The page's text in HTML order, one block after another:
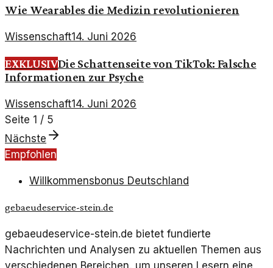
Wie Wearables die Medizin revolutionieren
Wissenschaft14. Juni 2026
EXKLUSIVDie Schattenseite von TikTok: Falsche
Informationen zur Psyche
Wissenschaft14. Juni 2026
Seite 1 / 5
Nächste
Empfohlen
Willkommensbonus Deutschland
gebaeudeservice-stein.de
gebaeudeservice-stein.de bietet fundierte
Nachrichten und Analysen zu aktuellen Themen aus